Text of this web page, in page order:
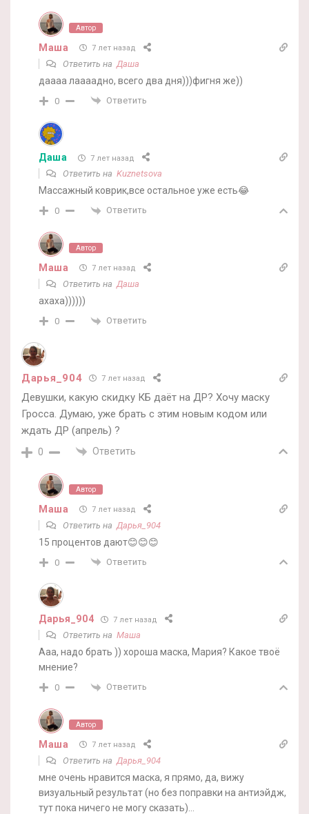
Автор
Маша 7 лет назад
Ответить на Даша
даааа лаааадно, всего два дня)))фигня же))
0 Ответить
Даша 7 лет назад
Ответить на Kuznetsova
Массажный коврик,все остальное уже есть😂
0 Ответить
Автор
Маша 7 лет назад
Ответить на Даша
ахаха))))))
0 Ответить
Дарья_904 7 лет назад
Девушки, какую скидку КБ даёт на ДР? Хочу маску
Гросса. Думаю, уже брать с этим новым кодом или
ждать ДР (апрель) ?
0 Ответить
Автор
Маша 7 лет назад
Ответить на Дарья_904
15 процентов дают😊😊😊
0 Ответить
Дарья_904 7 лет назад
Ответить на Маша
Ааа, надо брать )) хороша маска, Мария? Какое твоё
мнение?
0 Ответить
Автор
Маша 7 лет назад
Ответить на Дарья_904
мне очень нравится маска, я прямо, да, вижу
визуальный результат (но без поправки на антиэйдж,
тут пока ничего не могу сказать)…